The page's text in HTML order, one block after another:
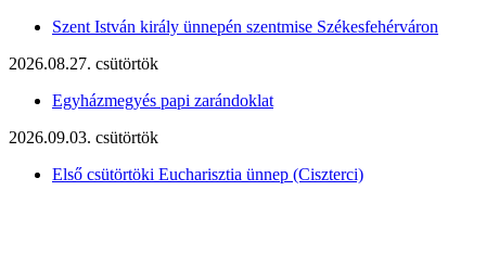
Szent István király ünnepén szentmise Székesfehérváron
2026.08.27. csütörtök
Egyházmegyés papi zarándoklat
2026.09.03. csütörtök
Első csütörtöki Eucharisztia ünnep (Ciszterci)